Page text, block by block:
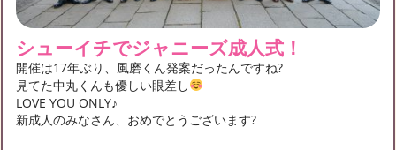
シューイチでジャニーズ成人式！
開催は17年ぶり、風磨くん発案だったんですね?
見てた中丸くんも優しい眼差し
LOVE YOU ONLY♪
新成人のみなさん、おめでとうございます?